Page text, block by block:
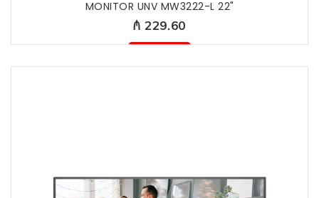
MONITOR UNV MW3222-L 22"
₼ 229.60
Mövcud deyil